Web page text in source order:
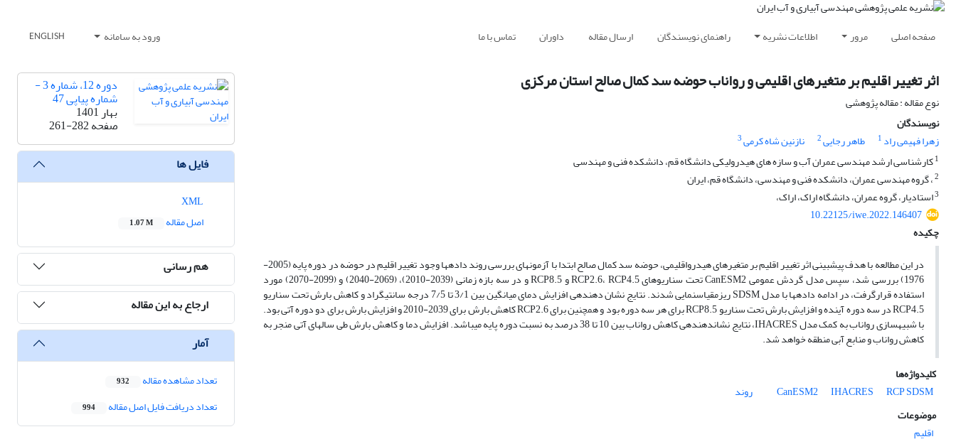
صفحه اصلی مرور اطلاعات نشریه راهنمای نویسندگان ارسال مقاله داوران تماس با ما ورود به سامانه ENGLISH
اثر تغییر اقلیم بر متغیرهای اقلیمی و رواناب حوضه سد کمال صالح استان مرکزی
نوع مقاله : مقاله پژوهشی
نویسندگان
زهرا فهیمی راد 1 طاهر رجایی2 نازنین شاه کرمی3
1کارشناسی ارشد مهندسی عمران آب و سازه های هیدرولیکی دانشگاه قم، دانشکده فنی و مهندسی
2، گروه مهندسی عمران، دانشکده فنی و مهندسی، دانشگاه قم، ایران
3استادیار، گروه عمران، دانشگاه اراک، اراک،
10.22125/iwe.2022.146407
چکیده
در این مطالعه با هدف پیش­بینی اثر تغییر اقلیم بر متغیرهای هیدرواقلیمی، حوضه سد کمال صالح ابتدا با آزمون­های بررسی روند داده­ها وجود تغییر اقلیم در حوضه در دوره پایه (2005-
1976) بررسی شد، سپس مدل گردش عمومی CanESM2 تحت سناریوهای RCP2.6، RCP4.5 و RCP8.5 و در سه بازه زمانی (2039-2010)، (2069-2040) و (2099-2070) مورد
استفاده قرار­گرفت، در ادامه داده­ها با مدل SDSM ریزمقیاس­نمایی شدند. نتایج نشان دهنده­ی افزایش دمای میانگین بین 3/1 تا 7/5 درجه سانتی­گراد و کاهش بارش تحت سناریو
RCP4.5 در سه دوره آینده و افزایش بارش تحت سناریو RCP8.5 برای هر سه دوره بود و هم­چنین برای RCP2.6 کاهش بارش برای 2039-2010 و افزایش بارش برای دو دوره آتی بود.
با شبیه­سازی رواناب به کمک مدل IHACRES، نتایج نشان­دهنده­ی کاهش رواناب بین 10 تا 38 درصد به نسبت دوره پایه می­باشد. افزایش دما و کاهش بارش طی سال­های آتی منجر به
کاهش رواناب و منابع آبی منطقه خواهد شد.
کلیدواژه‌ها
CanESM2
IHACRES RCPSDSM
روند
موضوعات
اقلیم
دوره 12، شماره 3 -
شماره پیاپی 47
بهار 1401
صفحه261-282
فایل ها
اصل مقاله
1.07 M
هم رسانی
ارجاع به این مقاله
آمار
تعداد مشاهده مقاله 932
تعداد دریافت فایل اصل مقاله 994